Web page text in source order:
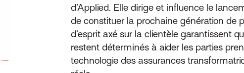
d’Applied. Elle dirige et influence le
de constituer la prochaine génération de
d’esprit axé sur la clientèle garantissent
restent déterminés à aider les parties
technologie des assurances